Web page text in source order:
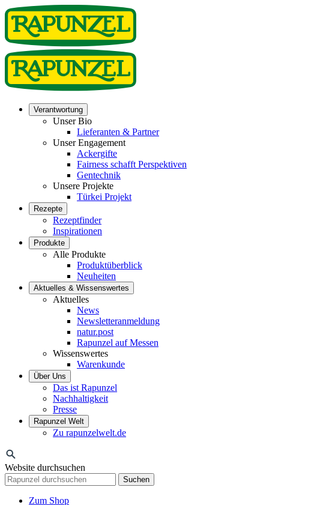
Verantwortung
Unser Bio
Lieferanten & Partner
Unser Engagement
Ackergifte
Fairness schafft Perspektiven
Gentechnik
Unsere Projekte
Türkei Projekt
Rezepte
Rezeptfinder
Inspirationen
Produkte
Alle Produkte
Produktüberblick
Neuheiten
Aktuelles & Wissenswertes
Aktuelles
News
Newsletteranmeldung
natur.post
Rapunzel auf Messen
Wissenswertes
Warenkunde
Über Uns
Das ist Rapunzel
Nachhaltigkeit
Presse
Rapunzel Welt
Zu rapunzelwelt.de
Website durchsuchen
Suchen
Zum Shop